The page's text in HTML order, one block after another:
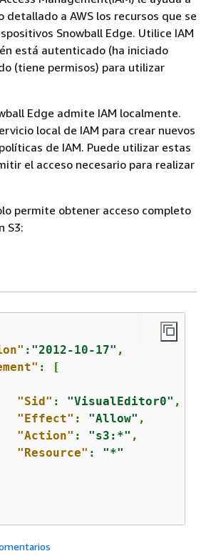
detallado a AWS los recursos que se
Snowball Edge. Utilice IAM
está autenticado (ha iniciado
(tiene permisos) para utilizar
Edge admite IAM localmente.
local de IAM para crear nuevos
de IAM. Puede utilizar estas
el acceso necesario para realizar
permite obtener acceso completo
S3:
: "2012-10-17" ,
: [
"Sid" : "VisualEditor0" ,
"Effect" : "Allow" ,
"Action" : "s3:*" ,
"Resource" : "*"